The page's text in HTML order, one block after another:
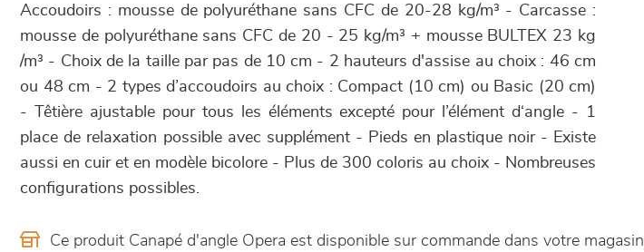
Accoudoirs : mousse de polyuréthane sans CFC de 20-28 kg/m³ - Carcasse :
mousse de polyuréthane sans CFC de 20 - 25 kg/m³ + mousse BULTEX 23 kg
/m³ - Choix de la taille par pas de 10 cm - 2 hauteurs d'assise au choix : 46 cm
ou 48 cm - 2 types d’accoudoirs au choix : Compact (10 cm) ou Basic (20 cm)
- Têtière ajustable pour tous les éléments excepté pour l’élément d‘angle - 1
place de relaxation possible avec supplément - Pieds en plastique noir - Existe
aussi en cuir et en modèle bicolore - Plus de 300 coloris au choix - Nombreuses
configurations possibles.
Ce produit Canapé d'angle Opera est disponible sur commande dans votre magasin